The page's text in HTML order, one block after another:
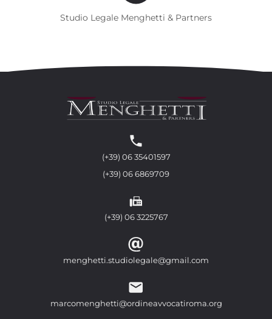
Studio Legale Menghetti & Partners
(+39) 06 35401597
(+39) 06 6869709
(+39) 06 3225767
menghetti.studiolegale@gmail.com
marcomenghetti@ordineavvocatiroma.org